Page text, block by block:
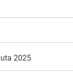
2025